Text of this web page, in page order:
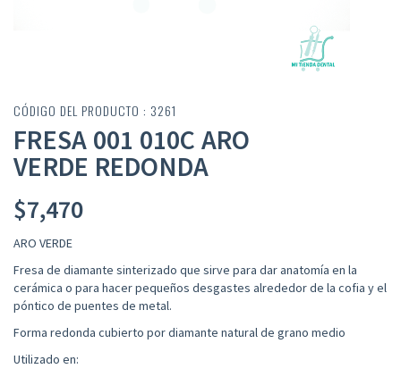
CÓDIGO DEL PRODUCTO : 3261
FRESA 001 010C ARO
VERDE REDONDA
$7,470
ARO VERDE
Fresa de diamante sinterizado que sirve para dar anatomía en la
cerámica o para hacer pequeños desgastes alrededor de la cofia y el
póntico de puentes de metal.
Forma redonda cubierto por diamante natural de grano medio
Utilizado en: